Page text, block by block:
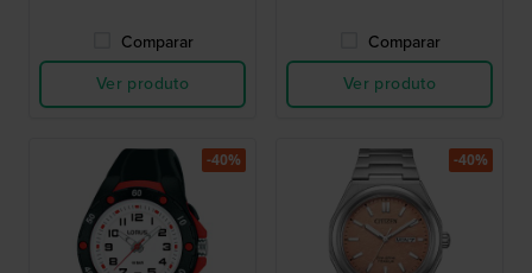
Comparar
Ver produto
Comparar
Ver produto
-40% -40%